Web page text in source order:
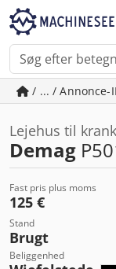
/ ... / Annonce-
Lejehus til
Demag
Fast pris plus moms
125 €
Stand
Brugt
Beliggenhed